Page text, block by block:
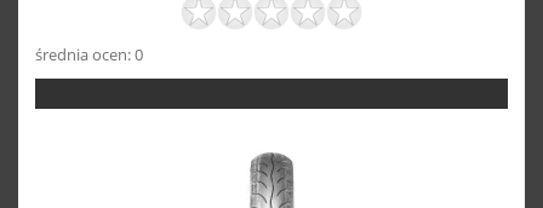
średnia ocen: 0